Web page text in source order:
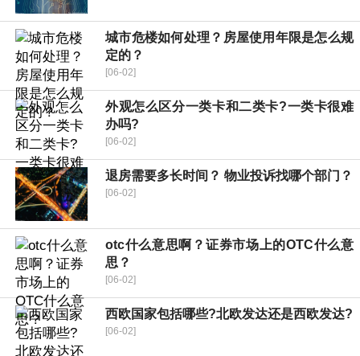
城市危楼如何处理？房屋使用年限是怎么规
定的？
[06-02]
外观怎么区分一类卡和二类卡?一类卡很难
办吗?
[06-02]
退房需要多长时间？ 物业投诉找哪个部门？
[06-02]
otc什么意思啊？证券市场上的OTC什么意
思？
[06-02]
西欧国家包括哪些?北欧发达还是西欧发达?
[06-02]